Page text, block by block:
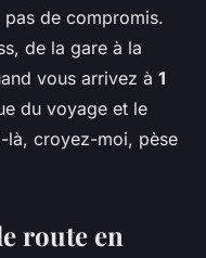
pas de compromis.
de la gare à la
vous arrivez à 1
du voyage et le
là, croyez-moi, pèse
route en